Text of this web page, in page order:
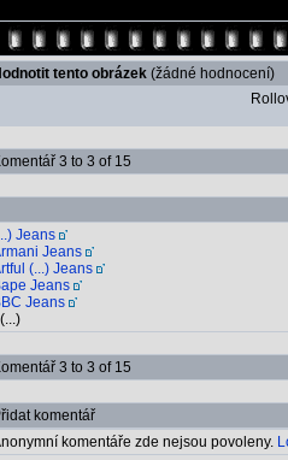
tento obrázek (žádné hodnocení)
3 to 3 of 15
Jeans
Jeans
(...) Jeans
Jeans
Jeans
3 to 3 of 15
komentář
komentáře zde nejsou povoleny.